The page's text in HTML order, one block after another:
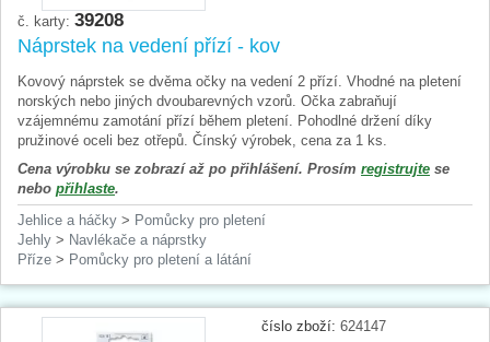
č. karty: 39208
Náprstek na vedení přízí - kov
Kovový náprstek se dvěma očky na vedení 2 přízí. Vhodné na pletení
norských nebo jiných dvoubarevných vzorů. Očka zabraňují
vzájemnému zamotání přízí během pletení. Pohodlné držení díky
pružinové oceli bez otřepů. Čínský výrobek, cena za 1 ks.
Cena výrobku se zobrazí až po přihlášení. Prosím registrujte se
nebo přihlaste.
Jehlice a háčky > Pomůcky pro pletení
Jehly > Navlékače a náprstky
Příze > Pomůcky pro pletení a látání
číslo zboží: 624147